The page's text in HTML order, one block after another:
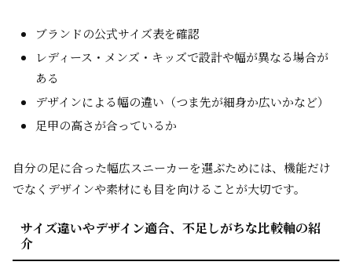
ブランドの公式サイズ表を確認
レディース・メンズ・キッズで設計や幅が異なる場合が
ある
デザインによる幅の違い（つま先が細身か広いかなど）
足甲の高さが合っているか
自分の足に合った幅広スニーカーを選ぶためには、機能だけ
でなくデザインや素材にも目を向けることが大切です。
サイズ違いやデザイン適合、不足しがちな比較軸の紹
介